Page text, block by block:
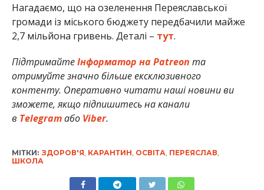
Нагадаємо, що на озеленення Переяславської
громади із міського бюджету передбачили майже
2,7 мільйона гривень. Деталі – тут.
ПідтримайтеІнформатор на Patreon та
отримуйте значно більше ексклюзивного
контенту. Оперативно читати наші новини ви
зможете, якщо підпишитесь на канали
в Telegramабо Viber.
МІТКИ: ЗДОРОВ'Я КАРАНТИН ОСВІТА ПЕРЕЯСЛАВ
ШКОЛА